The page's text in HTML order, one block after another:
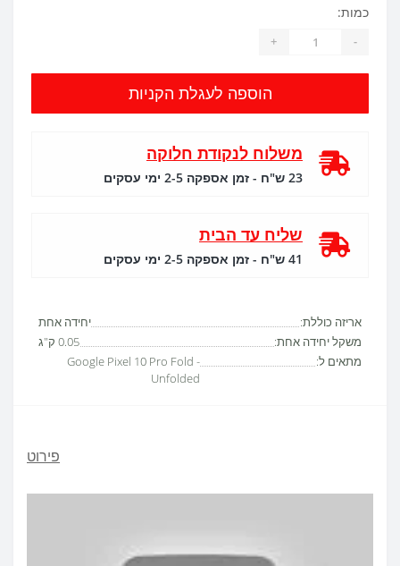
אריזה כוללת:
יחידה אחת
משקל יחידה אחת:
0.05 ק"ג
מתאים ל:
Google Pixel 10 Pro Fold -
Unfolded
כמות:
-
+
הוספה לעגלת הקניות
משלוח לנקודת חלוקה
23 ש"ח - זמן אספקה 2-5 ימי עסקים
שליח עד הבית
41 ש"ח - זמן אספקה 2-5 ימי עסקים
פירוט